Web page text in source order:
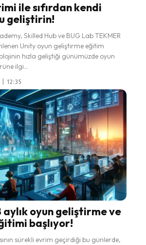
ile sıfırdan kendi
geliştirin!
Skilled Hub ve BUG Lab TEKMER
Unity oyun geliştirme eğitim
hızla geliştiği günümüzde oyun
ilgi...
| 12:35
aylık oyun geliştirme ve
başlıyor!
sürekli evrim geçirdiği bu günlerde,